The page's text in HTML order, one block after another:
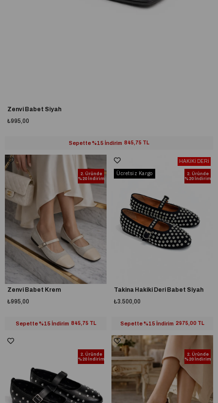
Zenvi Babet Siyah
₺995,00
Sepette %15 İndirim 845,75 TL
2. Üründe
%20 İndirim
Zenvi Babet Krem
₺995,00
Sepette %15 İndirim 845,75 TL
2. Üründe
%20 İndirim
Takina Hakiki Deri Babet Siyah
₺3.500,00
Sepette %15 İndirim 2975,00 TL
Ücretsiz Kargo
HAKİKİ DERİ
2. Üründe
%20 İndirim
2. Üründe
%20 İndirim